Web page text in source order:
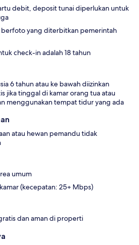
debit, deposit tunai diperlukan untuk
berfoto yang diterbitkan pemerintah
check-in adalah 18 tahun
6 tahun atau ke bawah diizinkan
jika tinggal di kamar orang tua atau
menggunakan tempat tidur yang ada
atau hewan pemandu tidak
umum
(kecepatan: 25+ Mbps)
dan aman di properti